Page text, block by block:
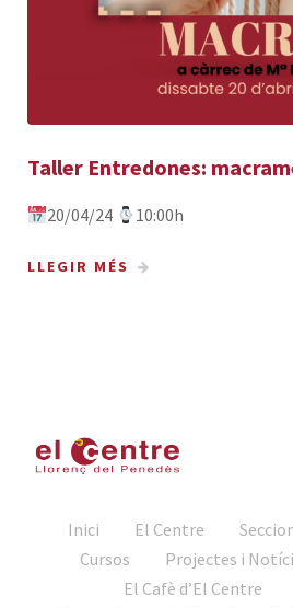
Taller Entredones:
20/04/24 10:00h
LLEGIR MÉS
26
Inici El Centre
Cursos
Projectes i
El Cafè d’El Centre